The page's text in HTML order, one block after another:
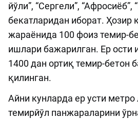
йўли”, “Сергели”, “Афросиёб”,
бекатларидан иборат. Ҳозир
жараёнида 100 фоиз темир-
ишлари бажарилган. Ер ости
1400 дан ортиқ темир-бетон
қилинган.
Айни кунларда ер усти
темирйўл панжараларини